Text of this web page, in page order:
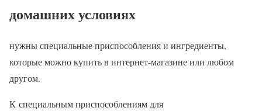
домашних условиях
нужны специальные приспособления и ингредиенты,
которые можно купить в интернет-магазине или любом
другом.
К специальным приспособлениям для